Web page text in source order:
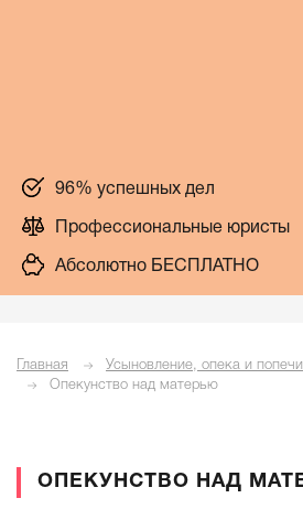
96% успешных дел
Профессиональные юристы
Абсолютно БЕСПЛАТНО
Главная
Усыновление, опека и
Опекунство над матерью
ОПЕКУНСТВО НАД